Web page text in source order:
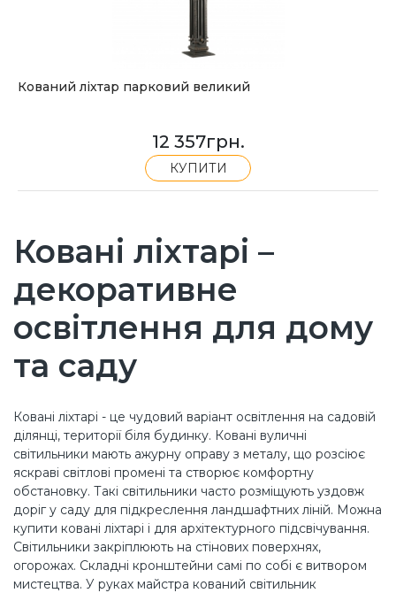
Кований ліхтар парковий великий
12 357грн.
КУПИТИ
Ковані ліхтарі –
декоративне
освітлення для дому
та саду
Ковані ліхтарі - це чудовий варіант освітлення на садовій
ділянці, території біля будинку. Ковані вуличні
світильники мають ажурну оправу з металу, що розсіює
яскраві світлові промені та створює комфортну
обстановку. Такі світильники часто розміщують уздовж
доріг у саду для підкреслення ландшафтних ліній. Можна
купити ковані ліхтарі і для архітектурного підсвічування.
Світильники закріплюють на стінових поверхнях,
огорожах. Складні кронштейни самі по собі є витвором
мистецтва. У руках майстра кований світильник